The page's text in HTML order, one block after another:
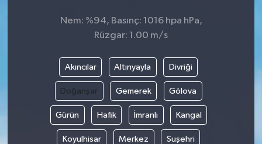
Nem: %94, Basınç: 1016 hpa hPa,
Rüzgar: 1.00 m/s
Akıncılar Altınyayla Divriği
Doğanşar Gemerek Gölova
Gürün Hafik İmranlı Kangal
Koyulhisar Merkez Suşehri